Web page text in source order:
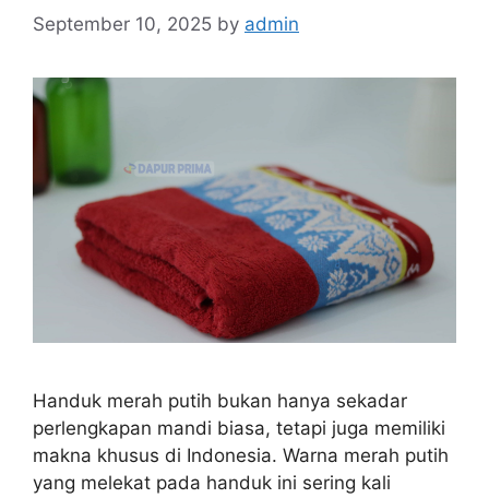
September 10, 2025 by admin
Handuk merah putih bukan hanya sekadar
perlengkapan mandi biasa, tetapi juga memiliki
makna khusus di Indonesia. Warna merah putih
yang melekat pada handuk ini sering kali